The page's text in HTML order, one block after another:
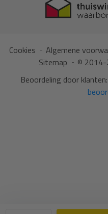
Cookies Algemene
Sitemap
© 2014-
Beoordeling door klanten: